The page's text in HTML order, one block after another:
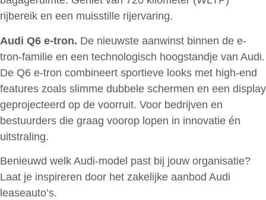
rijbereik en een muisstille rijervaring.
Audi Q6 e-tron. De nieuwste aanwinst binnen de e-
tron-familie en een technologisch hoogstandje van Audi.
De Q6 e-tron combineert sportieve looks met high-end
features zoals slimme dubbele schermen en een display
geprojecteerd op de voorruit. Voor bedrijven en
bestuurders die graag voorop lopen in innovatie én
uitstraling.
Benieuwd welk Audi-model past bij jouw organisatie?
Laat je inspireren door het zakelijke aanbod Audi
leaseauto’s.